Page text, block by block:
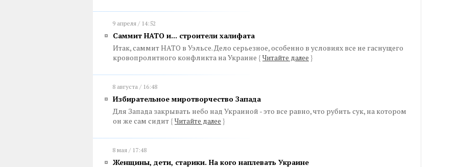
9 апреля / 14:52
Саммит НАТО и... строители халифата
Итак, саммит НАТО в Уэльсе. Дело серьезное, особенно в условиях все не гаснущего
кровопролитного конфликта на Украине { Читайте далее }
8 августа / 16:48
Избирательное миротворчество Запада
Для Запада закрывать небо над Украиной - это все равно, что рубить сук, на котором
он же сам сидит { Читайте далее }
8 мая / 17:48
Женщины, дети, старики. На кого наплевать Украине